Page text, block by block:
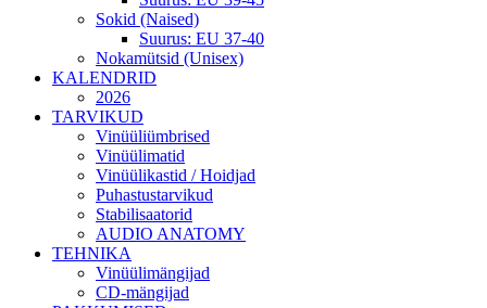
Sokid (Naised)
Suurus: EU 37-40
Nokamütsid (Unisex)
KALENDRID
2026
TARVIKUD
Vinüüliümbrised
Vinüülimatid
Vinüülikastid / Hoidjad
Puhastustarvikud
Stabilisaatorid
AUDIO ANATOMY
TEHNIKA
Vinüülimängijad
CD-mängijad